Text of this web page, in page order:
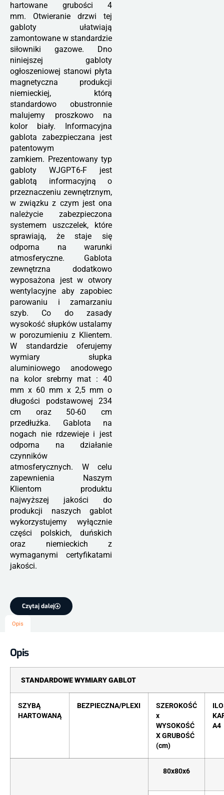
hartowane grubości 4
mm. Otwieranie drzwi tej
gabloty ułatwiają
zamontowane w standardzie
siłowniki gazowe. Dno
niniejszej gabloty
ogłoszeniowej stanowi płyta
magnetyczna produkcji
niemieckiej, którą
standardowo obustronnie
malujemy proszkowo na
kolor biały. Informacyjna
gablota zabezpieczana jest
patentowym
zamkiem. Prezentowany typ
gabloty WJGPT6-F jest
gablotą informacyjną o
przeznaczeniu zewnętrznym,
w związku z czym jest ona
należycie zabezpieczona
systemem uszczelek, które
sprawiają, że staje się
odporna na warunki
atmosferyczne. Gablota
zewnętrzna dodatkowo
wyposażona jest w otwory
wentylacyjne aby zapobiec
parowaniu i zamarzaniu
szyb. Co do zasady
wysokość słupków ustalamy
w porozumieniu z Klientem.
W standardzie oferujemy
wymiary słupka
aluminiowego anodowego
na kolor srebrny mat : 40
mm x 60 mm x 2,5 mm o
długości podstawowej 234
cm oraz 50-60 cm
przedłużka. Gablota na
nogach nie rdzewieje i jest
odporna na działanie
czynników
atmosferycznych. W celu
zapewnienia Naszym
Klientom produktu
najwyższej jakości do
produkcji naszych gablot
wykorzystujemy wyłącznie
części polskich, duńskich
oraz niemieckich z
wymaganymi certyfikatami
jakości.
Czytaj dalej
Opis
Opis
STANDARDOWE WYMIARY GABLOT
SZYBĄ
HARTOWANĄ
BEZPIECZNA/PLEXI
SZEROKOŚĆ
x
WYSOKOŚĆ
X GRUBOŚĆ
(cm)
A4
80x80x6